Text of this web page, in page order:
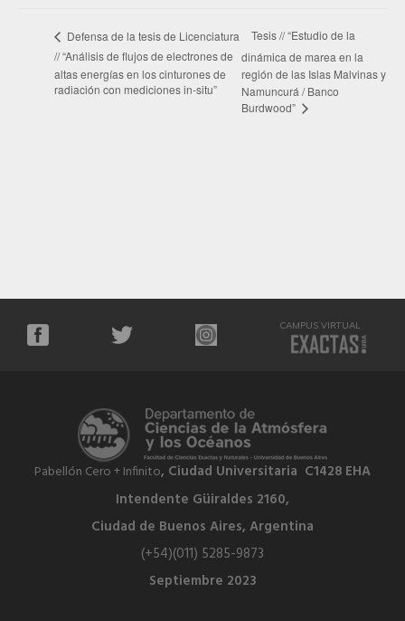
Defensa de la tesis de Licenciatura
// “Análisis de flujos de electrones de
altas energías en los cinturones de
radiación con mediciones in-situ”
Tesis // “Estudio de la
dinámica de marea en la
región de las Islas Malvinas y
Namuncurá / Banco
Burdwood”
CAMPUS VIRTUAL
Pabellón Cero + Infinito, Ciudad Universitaria C1428 EHA
Intendente Güiraldes 2160,
Ciudad de Buenos Aires, Argentina
(+54)(011) 5285-9873
Septiembre 2023